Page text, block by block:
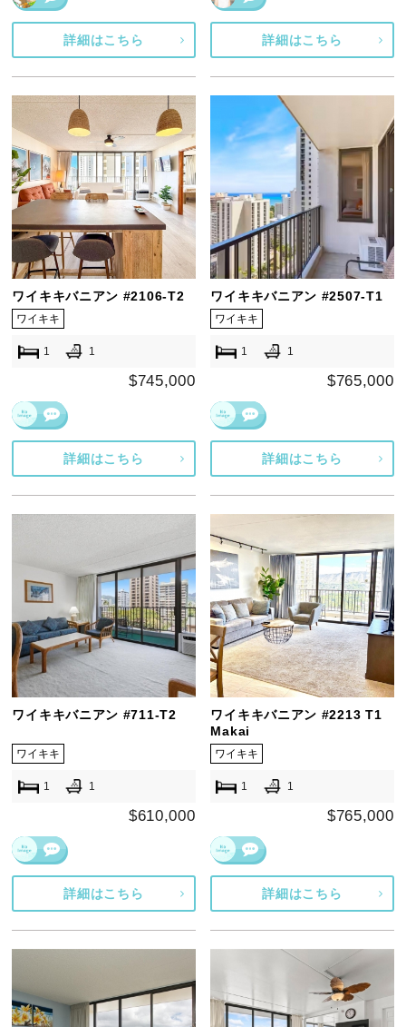
詳細はこちら 詳細はこちら
ワイキキバニアン #2106-T2
ワイキキ
1 1
$745,000
詳細はこちら
ワイキキバニアン #2507-T1
ワイキキ
1 1
$765,000
詳細はこちら
ワイキキバニアン #711-T2
ワイキキ
1 1
$610,000
詳細はこちら
ワイキキバニアン #2213 T1
Makai
ワイキキ
1 1
$765,000
詳細はこちら